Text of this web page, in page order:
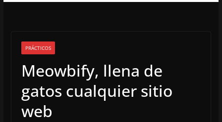
PRÁCTICOS
Meowbify, llena de
gatos cualquier sitio
web